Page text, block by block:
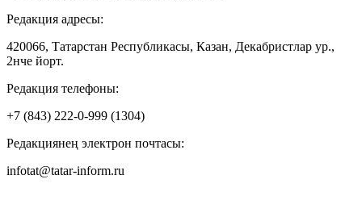
Редакция адресы:
420066, Татарстан Республикасы, Казан, Декабристлар ур.,
2нче йорт.
Редакция телефоны:
+7 (843) 222-0-999 (1304)
Редакциянең электрон почтасы:
infotat@tatar-inform.ru